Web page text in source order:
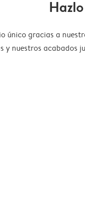
único gracias a
y nuestros acabados